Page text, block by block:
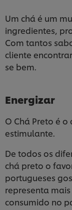
Um chá é um
ingredientes,
Com tantos
cliente
se bem.
Energizar
O Chá Preto é
estimulante.
De todos os
chá preto o
portugueses
representa
consumido no